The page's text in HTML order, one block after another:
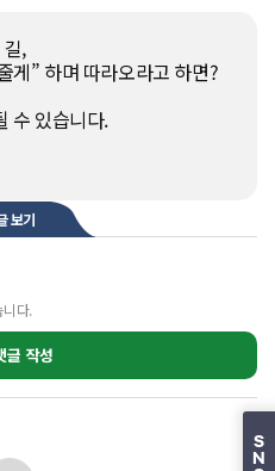
S
N
,
게” 하며 따라오라고 하면?
수 있습니다.
지 말고,
해
영상으로 함께 배워보세요!
누구랑, 어디로 가는지,
물은 절대 받지 말기
보기
다.
글 작성